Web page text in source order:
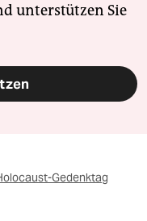
unterstützen Sie
Gedenktag